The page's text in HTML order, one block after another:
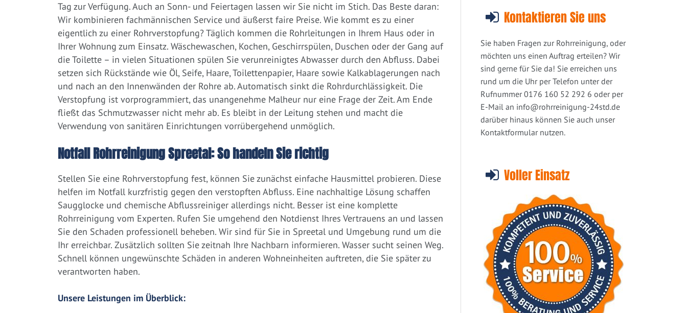
Kontaktieren Sie uns
Sie haben Fragen zur Rohrreinigung, oder
möchten uns einen Auftrag erteilen? Wir
sind gerne für Sie da! Sie erreichen uns
rund um die Uhr per Telefon unter der
Rufnummer 0176 160 52 292 6 oder per
E-Mail an info@rohrreinigung-24std.de
darüber hinaus können Sie auch unser
Kontaktformular nutzen.
Tag zur Verfügung. Auch an Sonn- und Feiertagen lassen wir Sie nicht im Stich. Das Beste daran:
Wir kombinieren fachmännischen Service und äußerst faire Preise. Wie kommt es zu einer
eigentlich zu einer Rohrverstopfung? Täglich kommen die Rohrleitungen in Ihrem Haus oder in
Ihrer Wohnung zum Einsatz. Wäschewaschen, Kochen, Geschirrspülen, Duschen oder der Gang auf
die Toilette – in vielen Situationen spülen Sie verunreinigtes Abwasser durch den Abfluss. Dabei
setzen sich Rückstände wie Öl, Seife, Haare, Toilettenpapier, Haare sowie Kalkablagerungen nach
und nach an den Innenwänden der Rohre ab. Automatisch sinkt die Rohrdurchlässigkeit. Die
Verstopfung ist vorprogrammiert, das unangenehme Malheur nur eine Frage der Zeit. Am Ende
fließt das Schmutzwasser nicht mehr ab. Es bleibt in der Leitung stehen und macht die
Verwendung von sanitären Einrichtungen vorrübergehend unmöglich.
Notfall Rohrreinigung Spreetal: So handeln Sie richtig
Stellen Sie eine Rohrverstopfung fest, können Sie zunächst einfache Hausmittel probieren. Diese
helfen im Notfall kurzfristig gegen den verstopften Abfluss. Eine nachhaltige Lösung schaffen
Saugglocke und chemische Abflussreiniger allerdings nicht. Besser ist eine komplette
Rohrreinigung vom Experten. Rufen Sie umgehend den Notdienst Ihres Vertrauens an und lassen
Sie den Schaden professionell beheben. Wir sind für Sie in Spreetal und Umgebung rund um die
Ihr erreichbar. Zusätzlich sollten Sie zeitnah Ihre Nachbarn informieren. Wasser sucht seinen Weg.
Schnell können ungewünschte Schäden in anderen Wohneinheiten auftreten, die Sie später zu
verantworten haben.
Unsere Leistungen im Überblick:
Voller Einsatz